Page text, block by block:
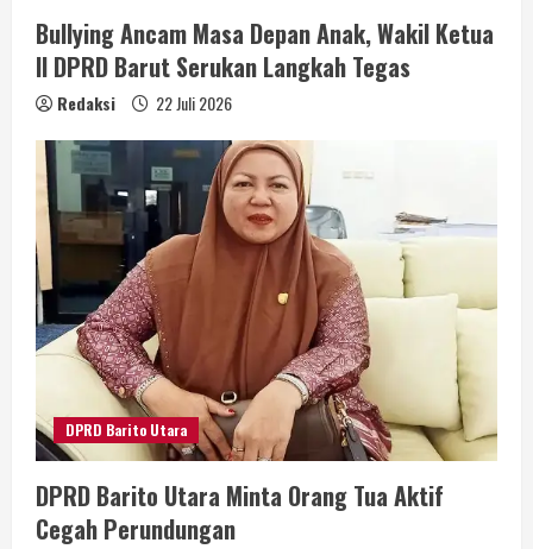
Bullying Ancam Masa Depan Anak, Wakil Ketua
II DPRD Barut Serukan Langkah Tegas
Redaksi 22 Juli 2026
DPRD Barito Utara
DPRD Barito Utara Minta Orang Tua Aktif
Cegah Perundungan